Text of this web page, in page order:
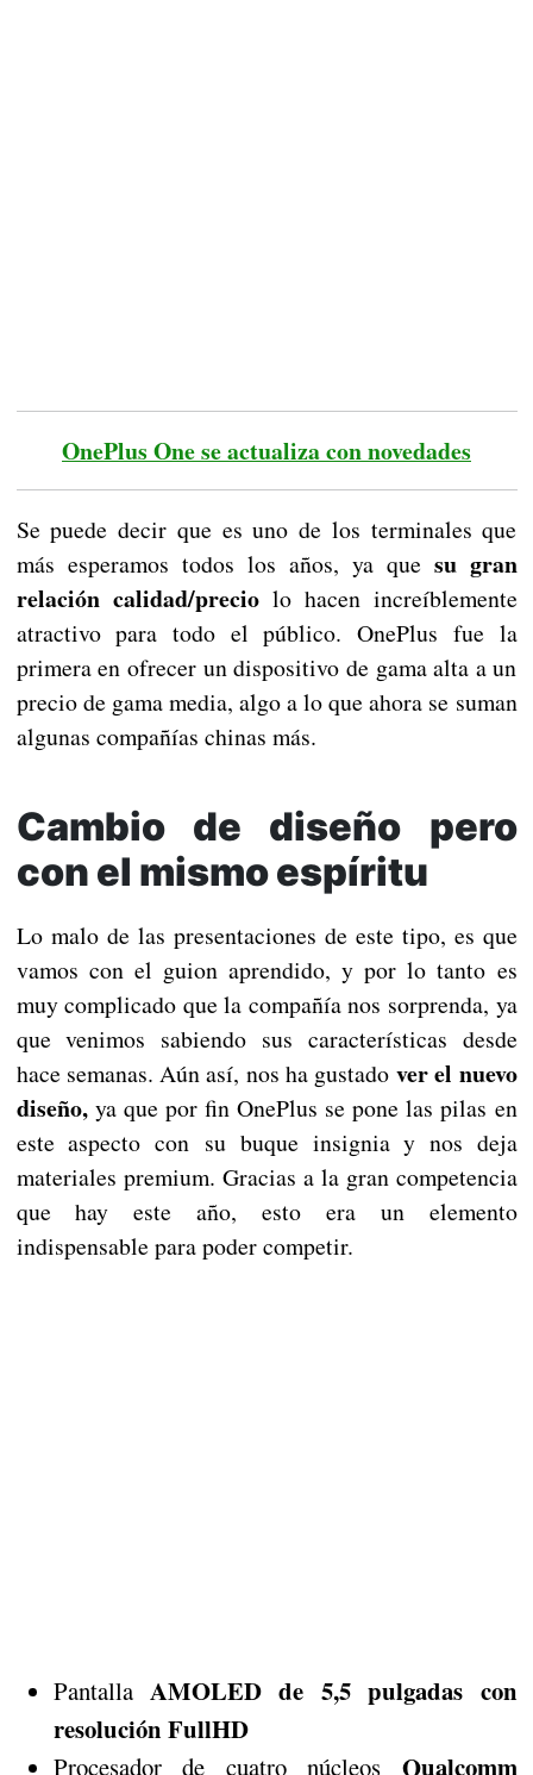
OnePlus One se actualiza con novedades
Se puede decir que es uno de los terminales que
más esperamos todos los años, ya que su gran
relación calidad/preciolo hacen increíblemente
atractivo para todo el público. OnePlus fue la
primera en ofrecer un dispositivo de gama alta a un
precio de gama media, algo a lo que ahora se suman
algunas compañías chinas más.
Cambio de diseño pero
con el mismo espíritu
Lo malo de las presentaciones de este tipo, es que
vamos con el guion aprendido, y por lo tanto es
muy complicado que la compañía nos sorprenda, ya
que venimos sabiendo sus características desde
hace semanas. Aún así, nos ha gustado ver el nuevo
diseño,ya que por fin OnePlus se pone las pilas en
este aspecto con su buque insignia y nos deja
materiales premium. Gracias a la gran competencia
que hay este año, esto era un elemento
indispensable para poder competir.
Pantalla AMOLED de 5,5 pulgadas con
resolución FullHD
Procesador de cuatro núcleos Qualcomm